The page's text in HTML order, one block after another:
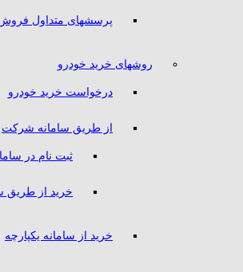
پرسشهای متداول
روشهای خرید خودرو
درخواست خرید خودرو
از طریق سامانه شرکت
ثبت نام در
خرید از طریق
خرید از سامانه یکپارچه